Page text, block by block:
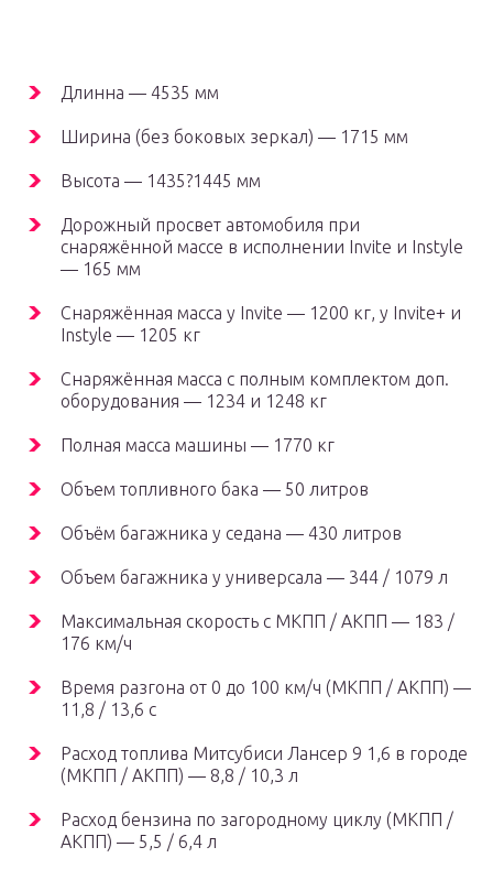
Длинна — 4535 мм
Ширина (без боковых зеркал) — 1715 мм
Высота — 1435?1445 мм
Дорожный просвет автомобиля при
снаряжённой массе в исполнении Invite и Instyle
— 165 мм
Снаряжённая масса у Invite — 1200 кг, у Invite+ и
Instyle — 1205 кг
Снаряжённая масса с полным комплектом доп.
оборудования — 1234 и 1248 кг
Полная масса машины — 1770 кг
Объем топливного бака — 50 литров
Объём багажника у седана — 430 литров
Объем багажника у универсала — 344 / 1079 л
Максимальная скорость с МКПП / АКПП — 183 /
176 км/ч
Время разгона от 0 до 100 км/ч (МКПП / АКПП) —
11,8 / 13,6 с
Расход топлива Митсубиси Лансер 9 1,6 в городе
(МКПП / АКПП) — 8,8 / 10,3 л
Расход бензина по загородному циклу (МКПП /
АКПП) — 5,5 / 6,4 л